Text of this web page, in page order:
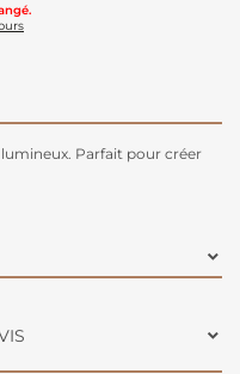
Parfait pour créer